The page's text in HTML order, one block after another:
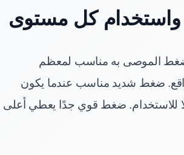
كل مستوى
الموصى به مناسب لمعظم
ضغط شديد مناسب عندما يكون
للاستخدام. ضغط قوي جدًا يعطي أعلى